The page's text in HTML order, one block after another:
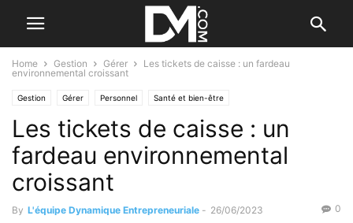
Home Gestion Gérer
Les tickets de caisse : un fardeau
environnemental croissant
Gestion Gérer Personnel Santé et bien-être
Les tickets de caisse : un
fardeau environnemental
croissant
By L'équipe Dynamique Entrepreneuriale - 26/06/2023 0